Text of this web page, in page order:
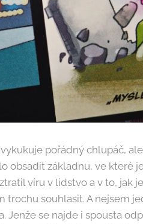
pořádný chlupáč,
obsadit základnu, ve které
víru v lidstvo a v to, jak
trochu souhlasit. A nejsem
Jenže se najde i spousta